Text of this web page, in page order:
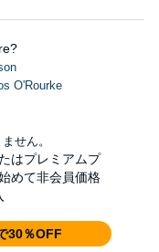
O'Rourke
せん。
はプレミアムプ
めて非会員価格
30％OFF